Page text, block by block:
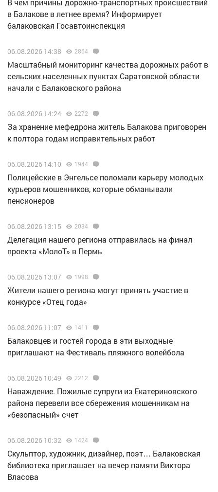
В чем причины дорожно-транспортных происшествий
в Балакове в летнее время? Информирует
балаковская Госавтоинспекция
06.08.2026 14:38 2864
Масштабный мониторинг качества дорожных работ в
сельских населенных пунктах Саратовской области
начали с Балаковского района
06.08.2026 14:24 2272
За хранение мефедрона житель Балакова приговорен
к полтора годам исправительных работ
06.08.2026 14:10 1944
Полицейские в Энгельсе поломали карьеру молодых
курьеров мошенников, которые обманывали
пенсионеров
06.08.2026 13:15 2034
Делегация нашего региона отправилась на финал
проекта «МолоТ» в Пермь
06.08.2026 13:07 1998
Жители нашего региона могут принять участие в
конкурсе «Отец года»
06.08.2026 11:07 1411
Балаковцев и гостей города в эти выходные
приглашают на Фестиваль пляжного волейбола
06.08.2026 10:49 2212
Наваждение. Пожилые супруги из Екатериновского
района перевели все сбережения мошенникам на
«безопасный» счет
06.08.2026 10:32 1424
Скульптор, художник, дизайнер, поэт… Балаковская
библиотека приглашает на вечер памяти Виктора
Власова